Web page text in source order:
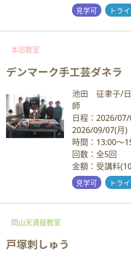
見学可 トラ
本部教室
デンマーク手工芸ダネラ
池田 征聿子/
師
日程：2026/
2026/09/07(月)
時間：13:00～
回数：全5回
金額：受講料
見学可 トラ
岡山天満屋教室
戸塚刺しゅう